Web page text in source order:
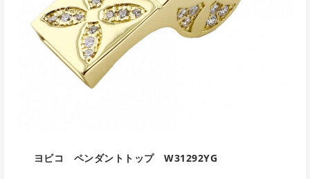
ヨビコ ペンダントトップ W31292YG